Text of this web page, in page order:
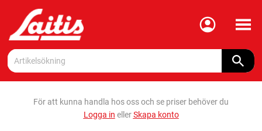
Meny
För att kunna handla hos oss och se priser behöver du
Logga in ellerSkapa konto